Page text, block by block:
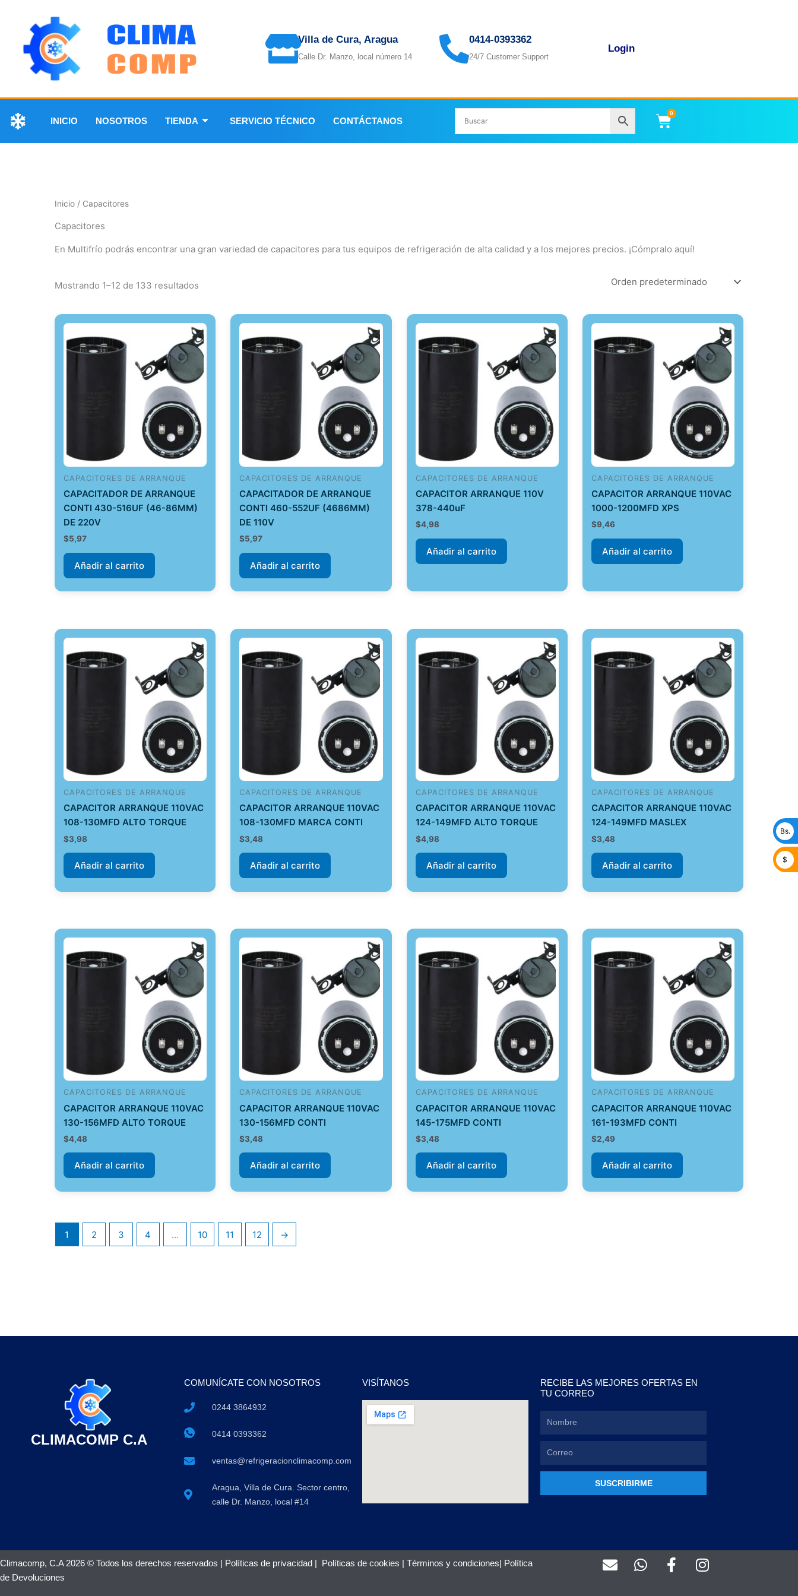
Villa de Cura, Aragua
Calle Dr. Manzo, local número 14
0414-0393362
24/7 Customer Support
Login
INICIO NOSOTROS TIENDA SERVICIO TÉCNICO CONTÁCTANOS
0
Carrito
Inicio / Capacitores
Capacitores
En Multifrío podrás encontrar una gran variedad de capacitores para tus equipos de refrigeración de alta calidad y a los mejores precios. ¡Cómpralo aquí!
Mostrando 1–12 de 133 resultados
CAPACITORES DE ARRANQUE
CAPACITADOR DE ARRANQUE
CONTI 430-516UF (46-86MM)
DE 220V
$5,97
Añadir al carrito
CAPACITORES DE ARRANQUE
CAPACITADOR DE ARRANQUE
CONTI 460-552UF (4686MM)
DE 110V
$5,97
Añadir al carrito
CAPACITORES DE ARRANQUE
CAPACITOR ARRANQUE 110V
378-440uF
$4,98
Añadir al carrito
CAPACITORES DE ARRANQUE
CAPACITOR ARRANQUE 110VAC
1000-1200MFD XPS
$9,46
Añadir al carrito
CAPACITORES DE ARRANQUE
CAPACITOR ARRANQUE 110VAC
108-130MFD ALTO TORQUE
$3,98
Añadir al carrito
CAPACITORES DE ARRANQUE
CAPACITOR ARRANQUE 110VAC
108-130MFD MARCA CONTI
$3,48
Añadir al carrito
CAPACITORES DE ARRANQUE
CAPACITOR ARRANQUE 110VAC
124-149MFD ALTO TORQUE
$4,98
Añadir al carrito
CAPACITORES DE ARRANQUE
CAPACITOR ARRANQUE 110VAC
124-149MFD MASLEX
$3,48
Añadir al carrito
CAPACITORES DE ARRANQUE
CAPACITOR ARRANQUE 110VAC
130-156MFD ALTO TORQUE
$4,48
Añadir al carrito
CAPACITORES DE ARRANQUE
CAPACITOR ARRANQUE 110VAC
130-156MFD CONTI
$3,48
Añadir al carrito
CAPACITORES DE ARRANQUE
CAPACITOR ARRANQUE 110VAC
145-175MFD CONTI
$3,48
Añadir al carrito
CAPACITORES DE ARRANQUE
CAPACITOR ARRANQUE 110VAC
161-193MFD CONTI
$2,49
Añadir al carrito
1 2 3 4 … 10 11 12 →
CLIMACOMP C.A
COMUNÍCATE CON NOSOTROS
0244 3864932
0414 0393362
ventas@refrigeracionclimacomp.com
Aragua, Villa de Cura. Sector centro,
calle Dr. Manzo, local #14
VISÍTANOS
RECIBE LAS MEJORES OFERTAS EN
TU CORREO
SUSCRIBIRME
Climacomp, C.A 2026 © Todos los derechos reservados | Políticas de privacidad | Políticas de cookies | Términos y condiciones| Política
de Devoluciones
E
n
W
h
F
a
I
n
Bs.
$